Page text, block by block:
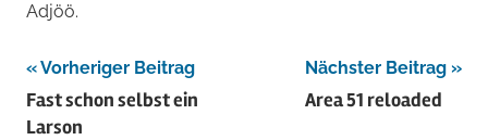
Adjöö.
Beitragsnavigation
Vorheriger Beitrag
Fast schon selbst ein
Larson
Nächster Beitrag
Area 51 reloaded